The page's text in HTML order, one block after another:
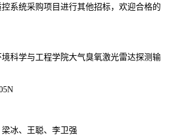
系统采购项目进行其他招标，欢迎合格的
科学与工程学院大气臭氧激光雷达探测输
冰、王聪、李卫强